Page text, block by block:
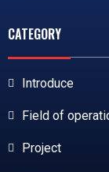
CATEGORY
Introduce
Field of
Project